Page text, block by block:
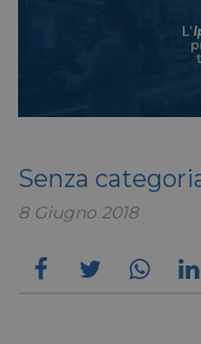
Senza
8 Giugno 2018